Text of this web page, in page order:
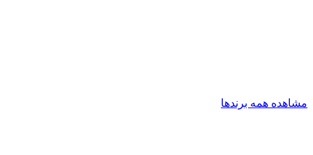
مشاهده همه برندها